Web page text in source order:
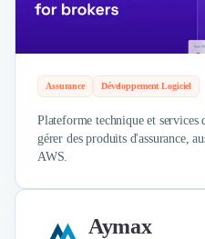
Assurance Développement Logiciel
Plateforme technique et services
gérer des produits d'assurance,
AWS.
Aymax